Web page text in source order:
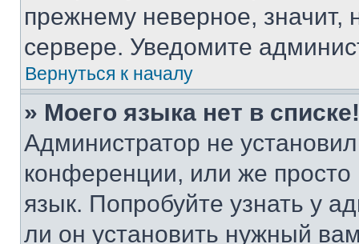
прежнему неверное, значит,
сервере. Уведомите
Вернуться к началу
» Моего языка нет в списке!
Администратор не
конференции, или же
язык. Попробуйте узнать у
ли он установить нужный